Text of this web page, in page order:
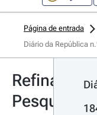
Página de entrada
Diário da República
Refinar
Pesquisa